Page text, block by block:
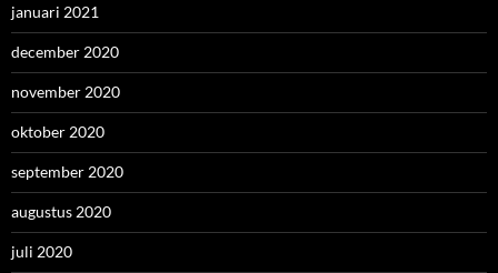
januari 2021
december 2020
november 2020
oktober 2020
september 2020
augustus 2020
juli 2020